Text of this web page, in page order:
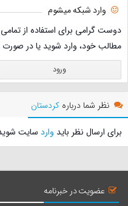
وارد شبکه میشوم
دوست گرامی برای استفاده از
مطالب خود، وارد شوید یا در
ورود
نظر شما درباره کردستان
برای ارسال نظر باید وارد سایت
عضویت در خبرنامه